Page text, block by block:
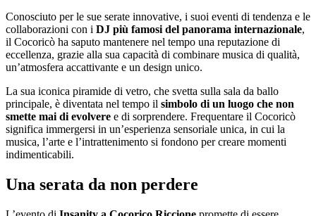
Conosciuto per le sue serate innovative, i suoi eventi di tendenza e le
collaborazioni con i DJ più famosi del panorama internazionale,
il Cocoricò ha saputo mantenere nel tempo una reputazione di
eccellenza, grazie alla sua capacità di combinare musica di qualità,
un’atmosfera accattivante e un design unico.
La sua iconica piramide di vetro, che svetta sulla sala da ballo
principale, è diventata nel tempo il simbolo di un luogo che non
smette mai di evolvere e di sorprendere. Frequentare il Cocoricò
significa immergersi in un’esperienza sensoriale unica, in cui la
musica, l’arte e l’intrattenimento si fondono per creare momenti
indimenticabili.
Una serata da non perdere